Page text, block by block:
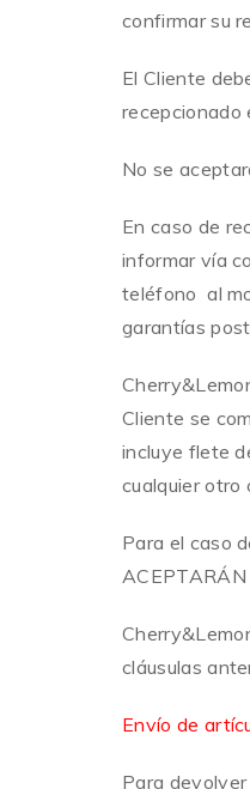
confirmar su
El Cliente
recepcionado
No se
En caso de
informar vía
teléfono al
garantías
Cliente se
incluye flete
cualquier otro
Para el caso
ACEPTARÁN
cláusulas
Envío de
Para